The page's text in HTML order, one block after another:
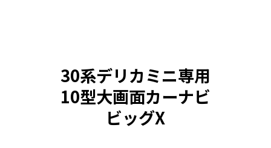
30系デリカミニ専用
10型大画面カーナビ
ビッグX